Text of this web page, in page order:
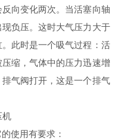
向变化两次。当活塞向轴
负压。这时大气压力大于
此时是一个吸气过程：活
缩，气体中的压力迅速增
气阀打开，这是一个排气
使用有要求：